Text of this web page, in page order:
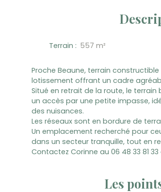
Terrain : 557 m²
Proche Beaune, terrain
lotissement offrant un cadre
Situé en retrait de la route, le
un accès par une petite impasse,
des nuisances.
Les réseaux sont en bordure de
Un emplacement recherché pour
dans un secteur tranquille, tout en
Contactez Corinne au 06 48 33 81
Les